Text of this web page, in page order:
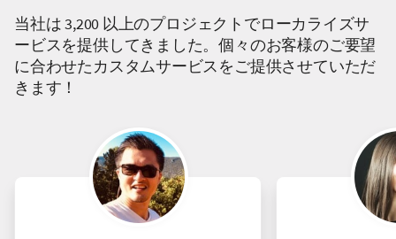
当社は 3,200 以上のプロジェクトでローカライズサ
ービスを提供してきました。個々のお客様のご要望
に合わせたカスタムサービスをご提供させていただ
きます！